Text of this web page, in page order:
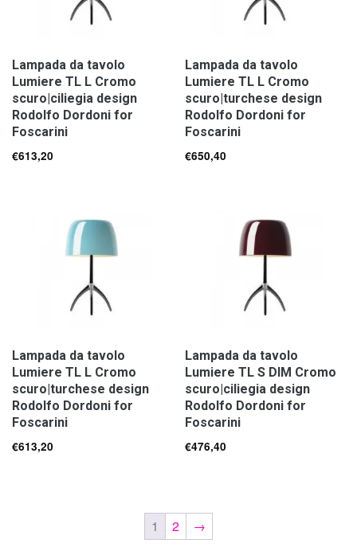
Lampada da tavolo
Lumiere TL L Cromo
scuro|ciliegia design
Rodolfo Dordoni for
Foscarini
€613,20
Lampada da tavolo
Lumiere TL L Cromo
scuro|turchese design
Rodolfo Dordoni for
Foscarini
€650,40
Lampada da tavolo
Lumiere TL L Cromo
scuro|turchese design
Rodolfo Dordoni for
Foscarini
€613,20
Lampada da tavolo
Lumiere TL S DIM Cromo
scuro|ciliegia design
Rodolfo Dordoni for
Foscarini
€476,40
1 2 →